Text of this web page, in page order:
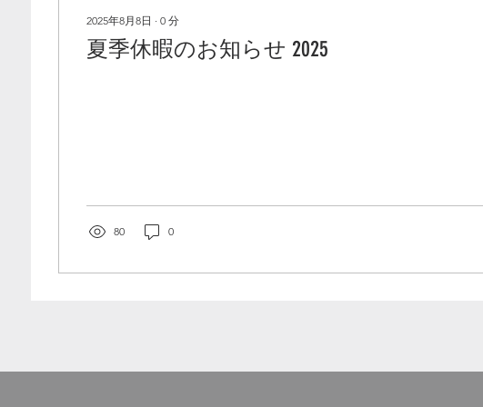
2025年8月8日 ∙ 0 分
夏季休暇のお知らせ 2025
80 0